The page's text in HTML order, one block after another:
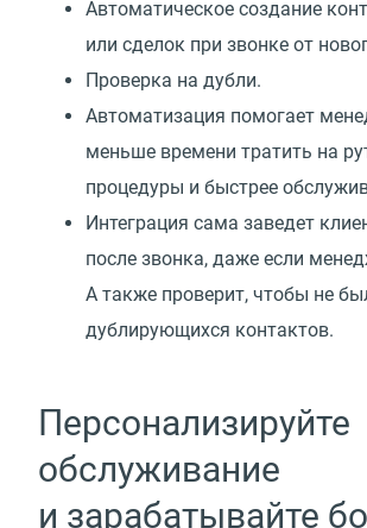
Автоматическое создание
или сделок при звонке от
Проверка на дубли.
Автоматизация помогает
меньше времени тратить на
процедуры и быстрее
Интеграция сама заведет
после звонка, даже если
А также проверит, чтобы не
дублирующихся контактов.
Персонализируйте
обслуживание
и зарабатывайте